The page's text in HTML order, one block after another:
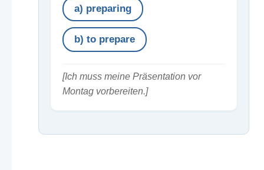
a) preparing
b) to prepare
[Ich muss meine Präsentation vor
Montag vorbereiten.]